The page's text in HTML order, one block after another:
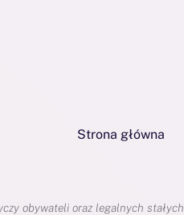
Strona główna
obywateli oraz legalnych stałych